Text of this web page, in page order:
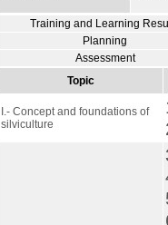
Training and Learning
Planning
Assessment
Topic
I.- Concept and foundations of
silviculture